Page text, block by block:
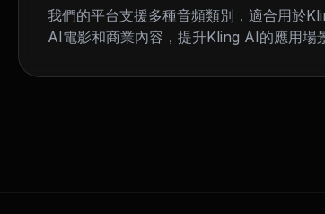
我們的平台支援多種音頻類別，適合用於
AI電影和商業內容，提升Kling AI的應用場